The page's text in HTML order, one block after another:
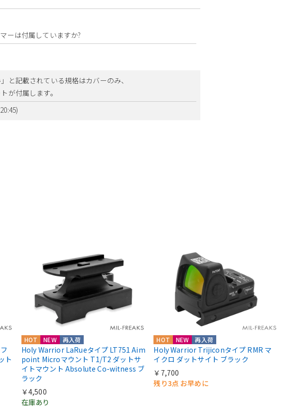
ーは付属していますか?
と記載されている規格はカバーのみ、
が付属します。
ト
HOT NEW 再入荷
Holy Warrior LaRueタイプ LT751 Aim
point Microマウント T1/T2 ダットサ
イトマウント Absolute Co-witness ブ
ラック
￥4,500
在庫あり
HOT NEW 再入荷
Holy Warrior Trijiconタイプ RMR マ
イクロ ダットサイト ブラック
￥7,700
残り3点 お早めに